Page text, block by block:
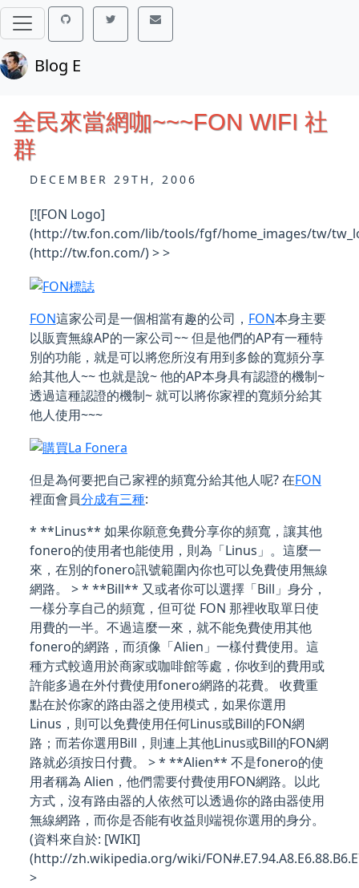
Blog E
全民來當網咖~~~FON WIFI 社
群
DECEMBER 29TH, 2006
[![FON Logo]
(http://tw.fon.com/lib/tools/fgf/home_images/tw/
(http://tw.fon.com/) > >
FON這家公司是一個相當有趣的公司， FON本身主要
以販賣無線AP的一家公司~~ 但是他們的AP有一種特
別的功能，就是可以將您所沒有用到多餘的寬頻分享
給其他人~~ 也就是說~ 他的AP本身具有認證的機制~
透過這種認證的機制~ 就可以將你家裡的寬頻分給其
他人使用~~~
但是為何要把自己家裡的頻寬分給其他人呢? 在FON
裡面會員分成有三種:
* **Linus** 如果你願意免費分享你的頻寬，讓其他
fonero的使用者也能使用，則為「Linus」。這麼一
來，在別的fonero訊號範圍內你也可以免費使用無線
網路。 > * **Bill** 又或者你可以選擇「Bill」身分，
一樣分享自己的頻寬，但可從 FON 那裡收取單日使
用費的一半。不過這麼一來，就不能免費使用其他
fonero的網路，而須像「Alien」一樣付費使用。這
種方式較適用於商家或咖啡館等處，你收到的費用或
許能多過在外付費使用fonero網路的花費。 收費重
點在於你家的路由器之使用模式，如果你選用
Linus，則可以免費使用任何Linus或Bill的FON網
路；而若你選用Bill，則連上其他Linus或Bill的FON網
路就必須按日付費。 > * **Alien** 不是fonero的使
用者稱為 Alien，他們需要付費使用FON網路。以此
方式，沒有路由器的人依然可以透過你的路由器使用
無線網路，而你是否能有收益則端視你選用的身分。
(資料來自於: [WIKI]
(http://zh.wikipedia.org/wiki/
>